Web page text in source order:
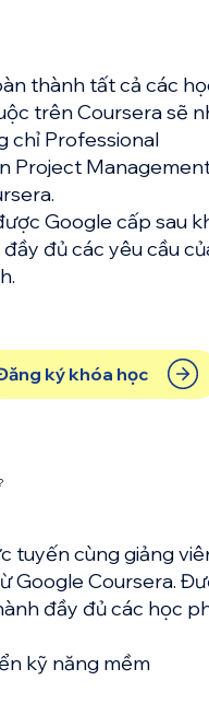
thành tất cả các
trên Coursera sẽ
chỉ Professional
Project
Google cấp sau
đủ các yêu cầu
ký khóa học
tuyến cùng giảng
Google Coursera.
đầy đủ các học
kỹ năng mềm